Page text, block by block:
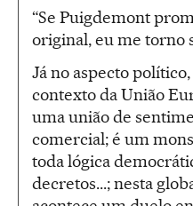
“Se Puigdemont
original, eu me torno
Já no aspecto
contexto da União
uma união de
comercial; é um
toda lógica
decretos...; nesta